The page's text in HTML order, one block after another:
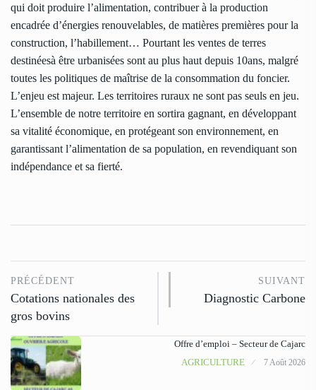
qui doit produire l’alimentation, contribuer à la production
encadrée d’énergies renouvelables, de matières premières pour la
construction, l’habillement… Pourtant les ventes de terres
destinéesà être urbanisées sont au plus haut depuis 10ans, malgré
toutes les politiques de maîtrise de la consommation du foncier.
L’enjeu est majeur. Les territoires ruraux ne sont pas seuls en jeu.
L’ensemble de notre territoire en sortira gagnant, en développant
sa vitalité économique, en protégeant son environnement, en
garantissant l’alimentation de sa population, en revendiquant son
indépendance et sa fierté.
PRÉCÉDENT
Cotations nationales des
gros bovins
SUIVANT
Diagnostic Carbone
Offre d’emploi – Secteur de Cajarc
AGRICULTURE
7 Août 2026